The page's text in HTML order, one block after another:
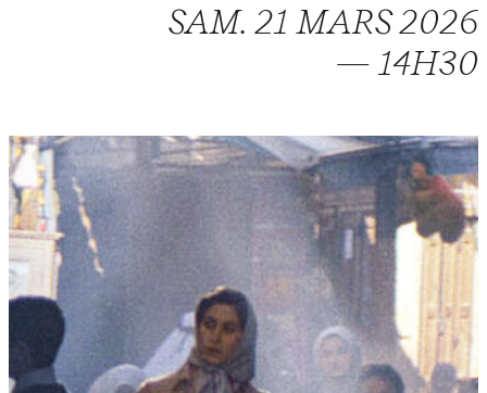
SAM. 21 MARS 2026
— 14H30